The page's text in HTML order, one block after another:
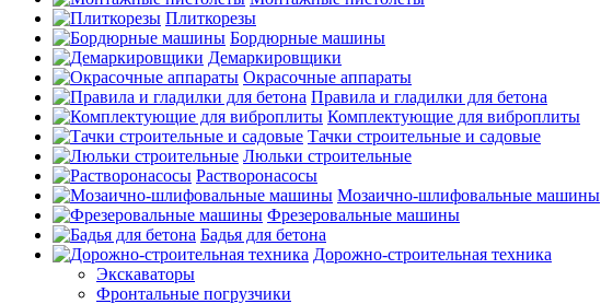
Плиткорезы
Бордюрные машины
Демаркировщики
Окрасочные аппараты
Правила и гладилки для бетона
Комплектующие для виброплиты
Тачки строительные и садовые
Люльки строительные
Растворонасосы
Мозаично-шлифовальные машины
Фрезеровальные машины
Бадья для бетона
Дорожно-строительная техника
Экскаваторы
Фронтальные погрузчики